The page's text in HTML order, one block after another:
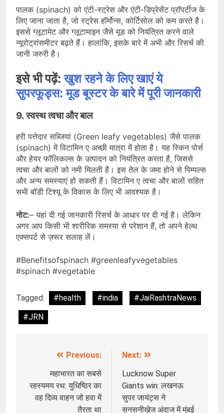
पालक (spinach) को एंटी-स्ट्रेस और एंटी-डिप्रेसेंट प्रॉपर्टीज के
लिए जाना जाता है, जो स्ट्रेस हॉर्मोन्स, कोर्टिसोल को कम करते है।
इससे ग्लूटामेट और ग्लूटामाइन जैसे मूड को नियंत्रित करने वाले
न्यूरोट्रांसमीटर बढ़ते हैं। हालांकि, इसके बारे में अभी और रिसर्च की
जानी जरुरी है।
इसे भी पढ़ें:खुश रहने के लिए खाएं ये
सुपरफूड्स: मूड बूस्टर के बारे में पूरी जानकारी
9.स्वस्थ त्वचा और बाल
हरी पत्तेदार सब्जियां (Green leafy vegetables) जैसे पालक
(spinach) में विटामिन ए अच्छी मात्रा में होता है। यह स्किन पोर्स
और हेयर फॉलिकल्स के उत्पादन को नियंत्रित करता है, जिससे
त्वचा और बालों को नमी मिलती है। इस तेल के जमा होने से पिम्पल्स
और अन्य समस्याएं हो सकती हैं। विटामिन ए त्वचा और बालों सहित
सभी बॉडी टिश्यू के विकास के लिए भी आवश्यक है।
नोट:– यहां दी गई जानकारी रिसर्च के आधार पर दी गई है। लेकिन
अगर आप किसी भी शारीरिक समस्या से परेशान हैं, तो अपने हेल्थ
एक्सपर्ट से ज़रूर सलाह लें।
#Benefitsofspinach #greenleafyvegetables
#spinach #vegetable
Tagged: #health #india
#JaiRashtraNews
#JRN
navigation
Previous:
महाभारत का सबसे
रहस्यमय रथ: युधिष्ठिर का
वह दिव्य वाहन जो हवा में
तैरता था
Next:
Lucknow Super
Giants win: लखनऊ
सुपर जायंट्स ने
सनसनीखेज अंदाज में मुंबई